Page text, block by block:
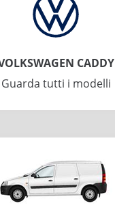
CADDY
Guarda tutti i modelli